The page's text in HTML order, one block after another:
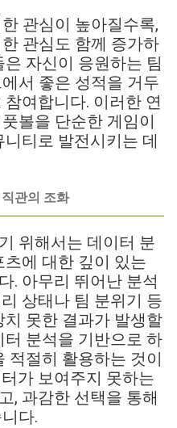
관심이 높아질수록,
관심도 함께 증가하
자신이 응원하는 팀
서 좋은 성적을 거두
여합니다. 이러한 연
볼을 단순한 게임이
티로 발전시키는 데
관의 조화
위해서는 데이터 분
에 대한 깊이 있는
. 아무리 뛰어난 분석
상태나 팀 분위기 등
못한 결과가 발생할
분석을 기반으로 하
적절히 활용하는 것이
가 보여주지 못하는
, 과감한 선택을 통해
다.